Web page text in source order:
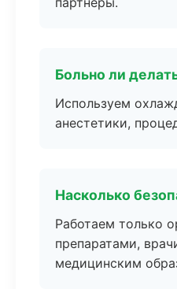
Больно ли
Используем
анестетики,
Насколько
Работаем только
препаратами,
медицинским